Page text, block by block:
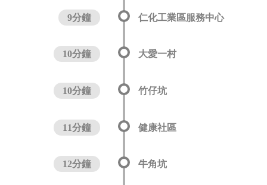
9分鐘 仁化工業區服務中心
10分鐘 大愛一村
10分鐘 竹仔坑
11分鐘 健康社區
12分鐘 牛角坑